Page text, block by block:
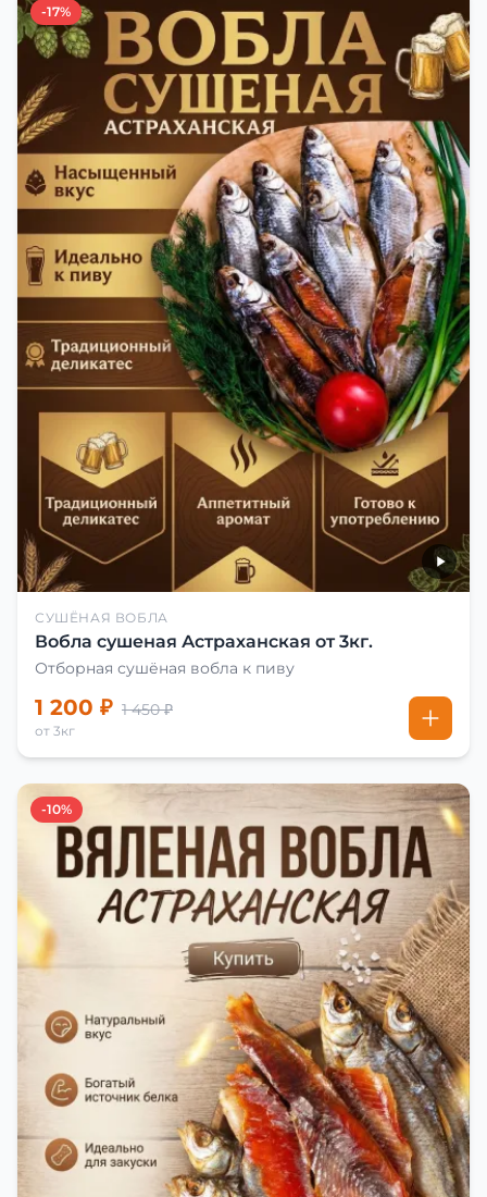
-17%
СУШЁНАЯ ВОБЛА
Вобла сушеная Астраханская от 3кг.
Отборная сушёная вобла к пиву
1 200 ₽ 1 450 ₽
от 3кг
-10%